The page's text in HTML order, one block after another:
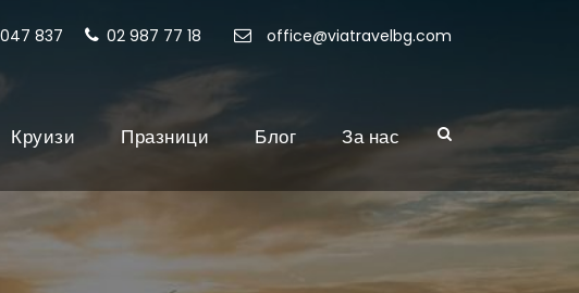
837 02 987 77 18 office@viatravelbg.com
Круизи Празници Блог За нас